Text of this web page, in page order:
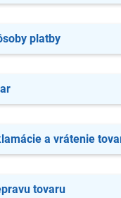
platby
a vrátenie
tovaru